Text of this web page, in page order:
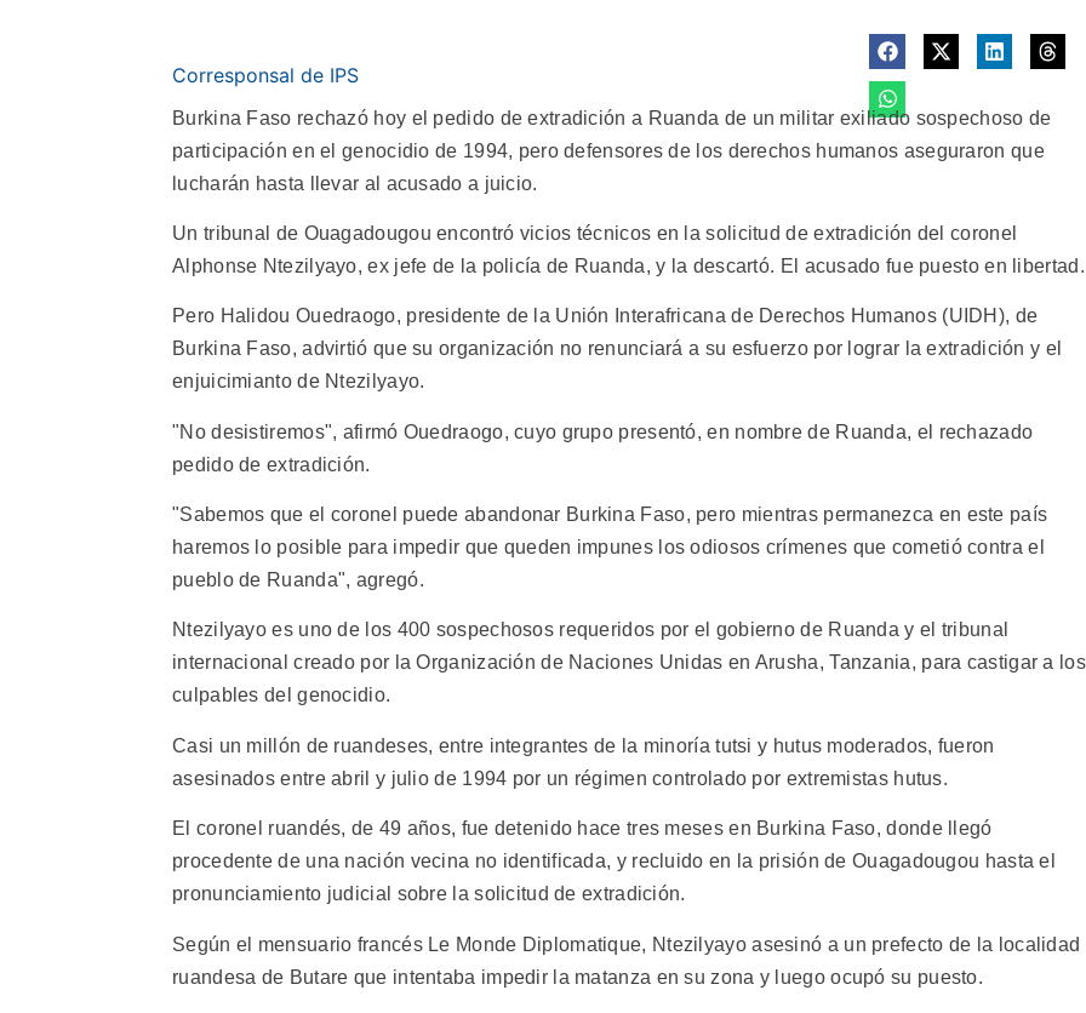
Corresponsal de IPS
Burkina Faso rechazó hoy el pedido de extradición a Ruanda de un militar exiliado sospechoso de
participación en el genocidio de 1994, pero defensores de los derechos humanos aseguraron que
lucharán hasta llevar al acusado a juicio.
Un tribunal de Ouagadougou encontró vicios técnicos en la solicitud de extradición del coronel
Alphonse Ntezilyayo, ex jefe de la policía de Ruanda, y la descartó. El acusado fue puesto en libertad.
Pero Halidou Ouedraogo, presidente de la Unión Interafricana de Derechos Humanos (UIDH), de
Burkina Faso, advirtió que su organización no renunciará a su esfuerzo por lograr la extradición y el
enjuicimianto de Ntezilyayo.
"No desistiremos", afirmó Ouedraogo, cuyo grupo presentó, en nombre de Ruanda, el rechazado
pedido de extradición.
"Sabemos que el coronel puede abandonar Burkina Faso, pero mientras permanezca en este país
haremos lo posible para impedir que queden impunes los odiosos crímenes que cometió contra el
pueblo de Ruanda", agregó.
Ntezilyayo es uno de los 400 sospechosos requeridos por el gobierno de Ruanda y el tribunal
internacional creado por la Organización de Naciones Unidas en Arusha, Tanzania, para castigar a los
culpables del genocidio.
Casi un millón de ruandeses, entre integrantes de la minoría tutsi y hutus moderados, fueron
asesinados entre abril y julio de 1994 por un régimen controlado por extremistas hutus.
El coronel ruandés, de 49 años, fue detenido hace tres meses en Burkina Faso, donde llegó
procedente de una nación vecina no identificada, y recluido en la prisión de Ouagadougou hasta el
pronunciamiento judicial sobre la solicitud de extradición.
Según el mensuario francés Le Monde Diplomatique, Ntezilyayo asesinó a un prefecto de la localidad
ruandesa de Butare que intentaba impedir la matanza en su zona y luego ocupó su puesto.